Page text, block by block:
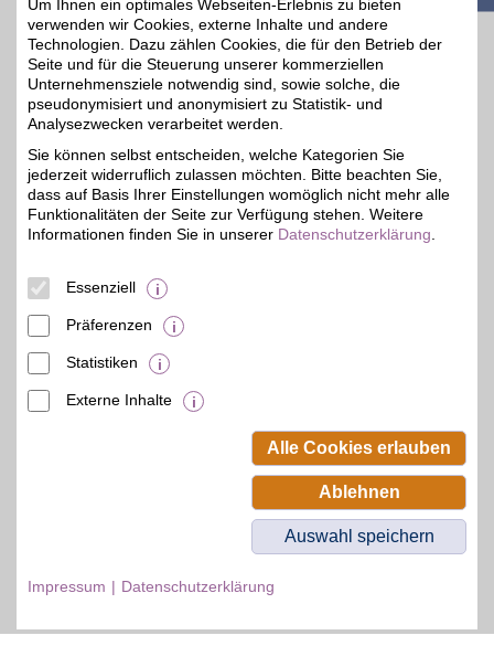
Steuerberater und
Sachverständigen für
Arbeits-, Steuer-, Erb- und
Immobilienrecht in Ihrer
Nähe. Günstiger beraten
mit BSW.
Zum Partnerprofil
© BSW Verbraucher-Service
Um Ihnen ein optimales Webseiten-Erlebnis zu bieten
verwenden wir Cookies, externe Inhalte und andere
Technologien. Dazu zählen Cookies, die für den Betrieb der
Seite und für die Steuerung unserer kommerziellen
Unternehmensziele notwendig sind, sowie solche, die
pseudonymisiert und anonymisiert zu Statistik- und
Analysezwecken verarbeitet werden.
Sie können selbst entscheiden, welche Kategorien Sie
jederzeit widerruflich zulassen möchten. Bitte beachten Sie,
dass auf Basis Ihrer Einstellungen womöglich nicht mehr alle
Funktionalitäten der Seite zur Verfügung stehen. Weitere
Informationen finden Sie in unserer Datenschutzerklärung
Essenziell
Präferenzen
Statistiken
Externe Inhalte
Alle Cookies erlauben
Ablehnen
Auswahl speichern
Impressum Datenschutzerklärung